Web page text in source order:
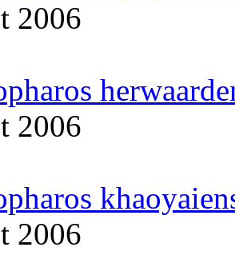
2006
2006
2006